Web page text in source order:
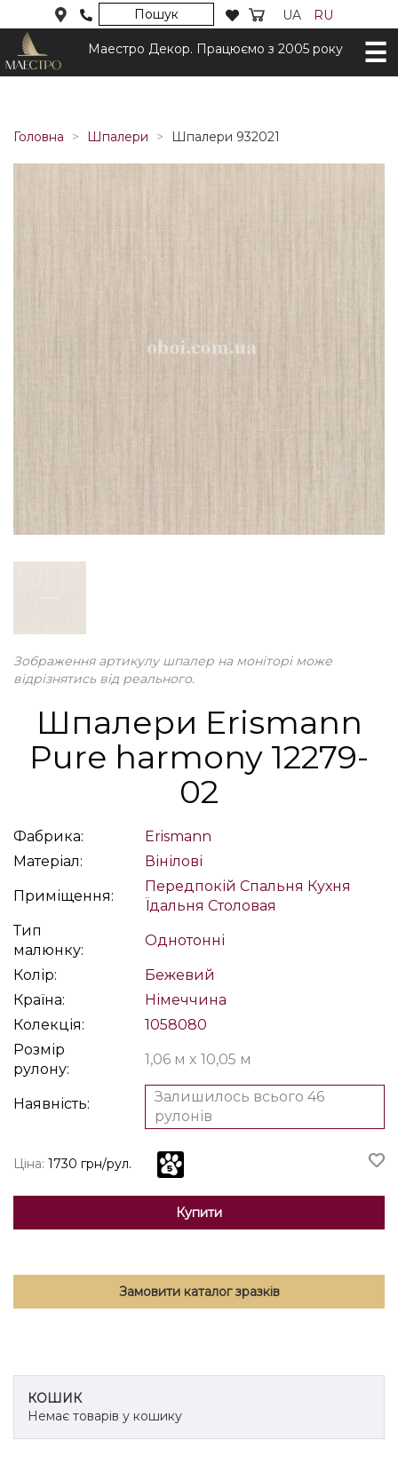
Пошук UA RU
Маестро Декор. Працюємо з 2005 року
Головна Шпалери Шпалери 932021
Зображення артикулу шпалер на моніторі може
відрізнятись від реального.
Шпалери Erismann
Pure harmony 12279-
02
Фабрика:
Erismann
Матеріал:
Вінілові
Приміщення:
Передпокій Спальня Кухня
Їдальня Столовая
Тип
малюнку:
Однотонні
Колір:
Бежевий
Країна:
Німеччина
Колекція:
1058080
Розмір
рулону:
1,06 м x 10,05 м
Наявність:
Залишилось всього 46
рулонів
Ціна: 1730 грн/рул.
Купити
Замовити каталог зразків
КОШИК
Немає товарів у кошику